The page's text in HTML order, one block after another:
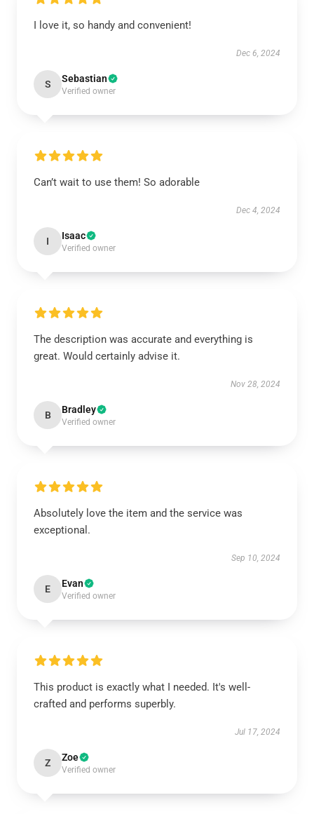
I love it, so handy and convenient!
Dec 6, 2024
S Sebastian
Verified owner
Can’t wait to use them! So adorable
Dec 4, 2024
I Isaac
Verified owner
The description was accurate and everything is
great. Would certainly advise it.
Nov 28, 2024
B Bradley
Verified owner
Absolutely love the item and the service was
exceptional.
Sep 10, 2024
E Evan
Verified owner
This product is exactly what I needed. It's well-
crafted and performs superbly.
Jul 17, 2024
Z Zoe
Verified owner